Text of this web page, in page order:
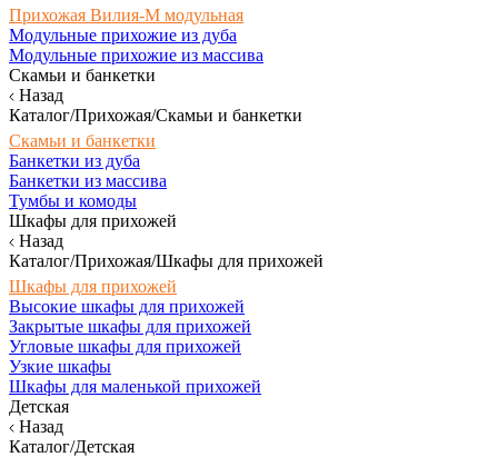
Прихожая Вилия-М модульная
Модульные прихожие из дуба
Модульные прихожие из массива
Скамьи и банкетки
Назад
Каталог/Прихожая/Скамьи и банкетки
Скамьи и банкетки
Банкетки из дуба
Банкетки из массива
Тумбы и комоды
Шкафы для прихожей
Назад
Каталог/Прихожая/Шкафы для прихожей
Шкафы для прихожей
Высокие шкафы для прихожей
Закрытые шкафы для прихожей
Угловые шкафы для прихожей
Узкие шкафы
Шкафы для маленькой прихожей
Детская
Назад
Каталог/Детская